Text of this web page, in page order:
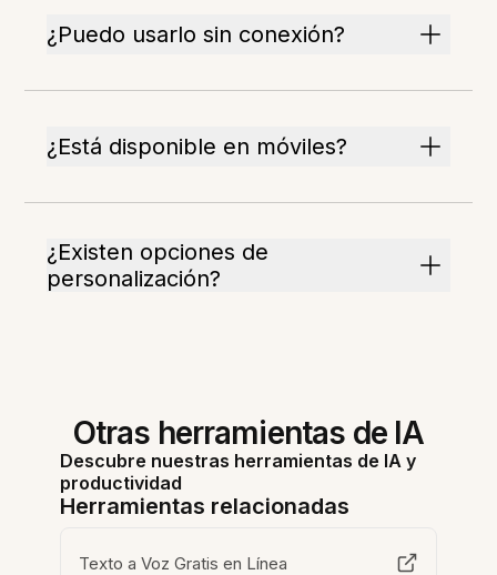
¿Puedo usarlo sin conexión?
¿Está disponible en móviles?
¿Existen opciones de
personalización?
Otras herramientas de IA
Descubre nuestras herramientas de IA y
productividad
Herramientas relacionadas
Texto a Voz Gratis en Línea